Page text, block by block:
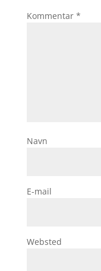
Kommentar *
Navn
E-mail
Websted